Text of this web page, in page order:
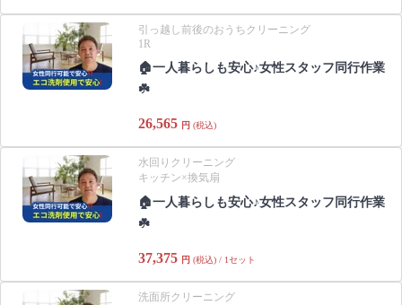
引っ越し前後のおうちクリーニング
1R
🏠一人暮らしも安心♪女性スタッフ同行作業
☘️
26,565 円 (税込)
水回りクリーニング
キッチン×換気扇
🏠一人暮らしも安心♪女性スタッフ同行作業
☘️
37,375 円 (税込) / 1セット
洗面所クリーニング